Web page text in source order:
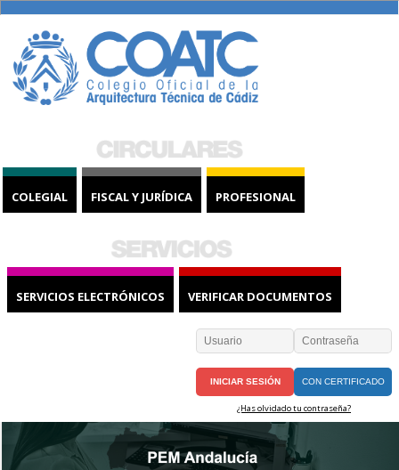
COLEGIAL FISCAL Y JURÍDICA PROFESIONAL
SERVICIOS ELECTRÓNICOS VERIFICAR DOCUMENTOS
CON CERTIFICADO
¿Has olvidado tu contraseña?